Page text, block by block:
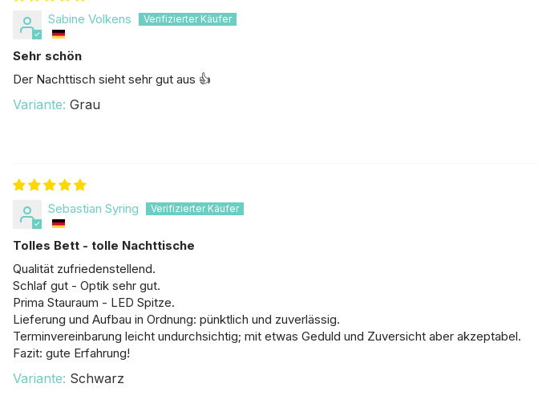
Sabine Volkens
Sehr schön
Der Nachttisch sieht sehr gut aus 👍
Grau
Sebastian Syring
Tolles Bett - tolle Nachttische
Qualität zufriedenstellend.
Schlaf gut - Optik sehr gut.
Prima Stauraum - LED Spitze.
Lieferung und Aufbau in Ordnung: pünktlich und zuverlässig.
Terminvereinbarung leicht undurchsichtig; mit etwas Geduld und Zuversicht aber akzeptabel.
Fazit: gute Erfahrung!
Schwarz